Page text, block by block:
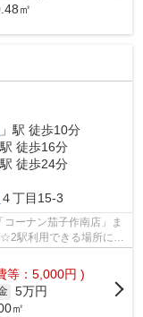
㎡
」駅 徒歩10分
駅 徒歩16分
駅 徒歩24分
４丁目15-3
ーナン茄子作南店」ま
駅利用できる場所にあ
等：5,000円 )
5万円
㎡